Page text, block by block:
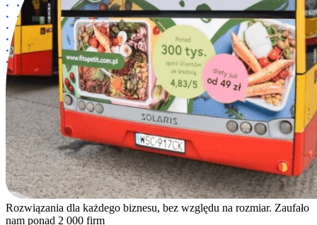
Rozwiązania dla każdego biznesu, bez względu na rozmiar. Zaufało
nam ponad 2 000 firm